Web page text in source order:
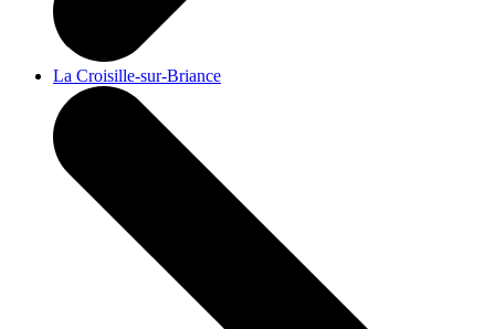
La Croisille-sur-Briance